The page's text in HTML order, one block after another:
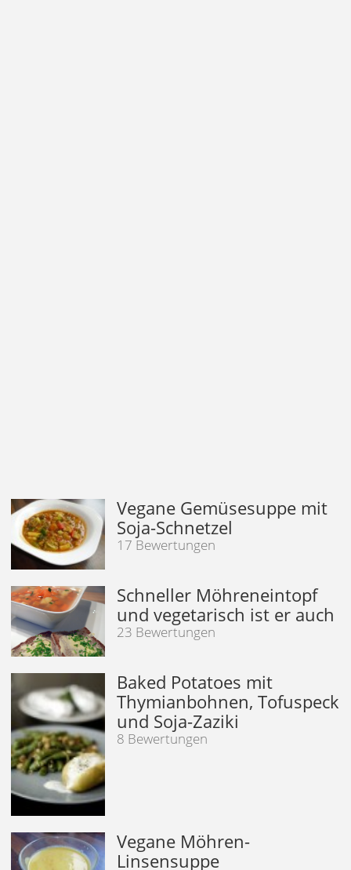
Vegane Gemüsesuppe mit
Soja-Schnetzel
17 Bewertungen
Schneller Möhreneintopf
und vegetarisch ist er auch
23 Bewertungen
Baked Potatoes mit
Thymianbohnen, Tofuspeck
und Soja-Zaziki
8 Bewertungen
Vegane Möhren-
Linsensuppe